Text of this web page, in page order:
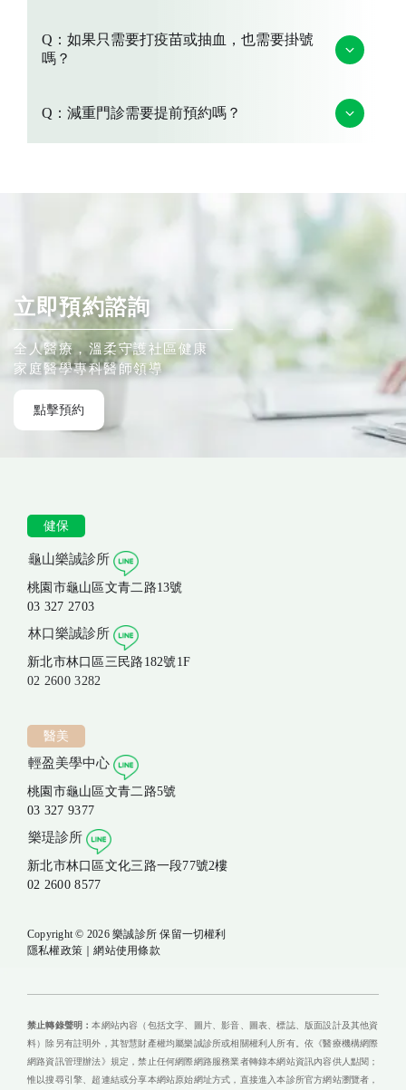
疫苗接種（公費／自費）
抽血與檢驗服務
兒童預防保健（0–6 歲定期健檢）*林口院區
如需了解更多診療項目，歡迎來電或至官網服務頁面
A：可以，符合慢性病條件的患者，由醫師評估後可開
立慢性病連續處方箋，方便定期領藥。
Q：如果只需要打疫苗或抽血，也需要掛號
嗎？
A：是的，疫苗接種與抽血檢查均需掛號，以確保醫療
紀錄完整並由醫師評估適應症。
Q：減重門診需要提前預約嗎？
立即預約諮詢
全人醫療，溫柔守護社區健康
家庭醫學專科醫師領導
點擊預約
健保
龜山樂誠診所
桃園市龜山區文青二路13號
03 327 2703
林口樂誠診所
新北市林口區三民路182號1F
02 2600 3282
醫美
輕盈美學中心
桃園市龜山區文青二路5號
03 327 9377
樂瑅診所
新北市林口區文化三路一段77號2樓
02 2600 8577
Copyright © 2026 樂誠診所 保留一切權利
隱私權政策 ｜網站使用條款
禁止轉錄聲明：本網站內容（包括文字、圖片、影音、圖表、標誌、版面設計及其他資
料）除另有註明外，其智慧財產權均屬樂誠診所或相關權利人所有。依《醫療機構網際
網路資訊管理辦法》規定，禁止任何網際網路服務業者轉錄本網站資訊內容供人點閱；
惟以搜尋引擎、超連結或分享本網站原始網址方式，直接進入本診所官方網站瀏覽者，